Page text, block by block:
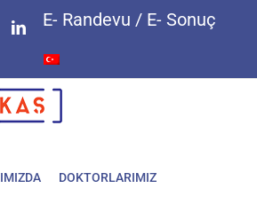
WhatsAppLinkedIn
E- Randevu / E- Sonuç
DOKTORLARIMIZ